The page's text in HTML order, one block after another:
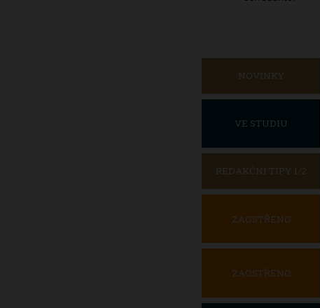
NOVINKY
VE STUDIU
REDAKČNÍ TIPY 1/2
ZAOSTŘENO
ZAOSTŘENO